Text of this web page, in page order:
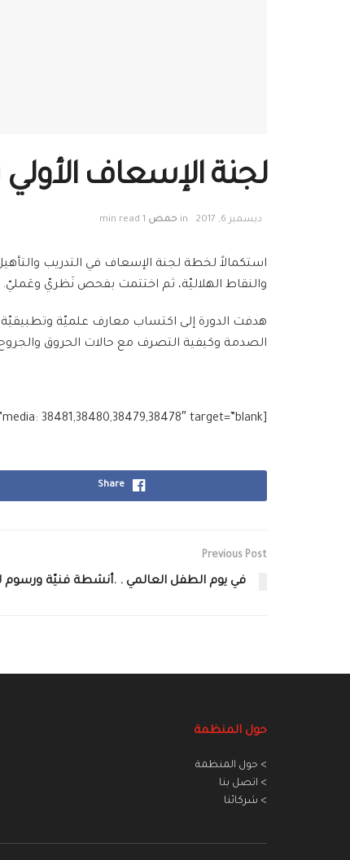
لجنة الإسعاف الأولي
ديسمبر 6, 2017 in حمص 1 min read
والنقاط الهلاليّة، ثم اختتمت بفحص نَظريّ وعَمليّ.
هدفت الدورة إلى اكتساب معارف علميّة وتطبيقيّة
الصدمة وكيفية التصرف مع حالات الحروق
[g_slider2 source=”media: 38481,38480,38479,38478″ target=”blank”]
Share
Previous Post
في يوم الطفل العالمي . .أنشطة فنيّة ورسوم
حول المنظمة
> حول المنظمة
> اتصل بنا
> شركائنا